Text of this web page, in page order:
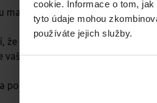
cookie. Informace o tom,
tyto údaje mohou
používáte jejich služby.
malé textové soubory, které
že můžeme ukládat cookies na
vaše povolení.
používá různé typy cookies.